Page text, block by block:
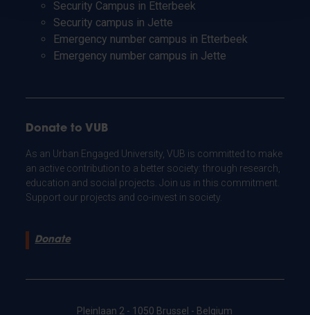
Security Campus in Etterbeek
Security campus in Jette
Emergency number campus in Etterbeek
Emergency number campus in Jette
Donate to VUB
As an Urban Engaged University, VUB is committed to make
an active contribution to a better society: through research,
education and social projects. Join us in this commitment.
Support our projects and co-invest in society.
Donate
Pleinlaan 2 - 1050 Brussel - Belgium